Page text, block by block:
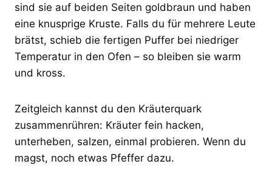
sind sie auf beiden Seiten goldbraun und haben
eine knusprige Kruste. Falls du für mehrere Leute
brätst, schieb die fertigen Puffer bei niedriger
Temperatur in den Ofen – so bleiben sie warm
und kross.
Zeitgleich kannst du den Kräuterquark
zusammenrühren: Kräuter fein hacken,
unterheben, salzen, einmal probieren. Wenn du
magst, noch etwas Pfeffer dazu.